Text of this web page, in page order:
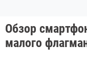
Обзор
малого